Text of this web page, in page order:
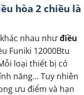
hòa 2 chiều là
nhau nhưđiều
Funiki 12000Btu
loại thiết bị có
năng… Tuy nhiên
ưu điểm và hạn